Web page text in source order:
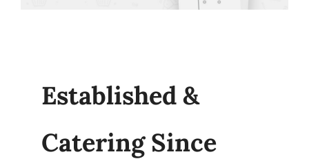
Established &
Catering Since